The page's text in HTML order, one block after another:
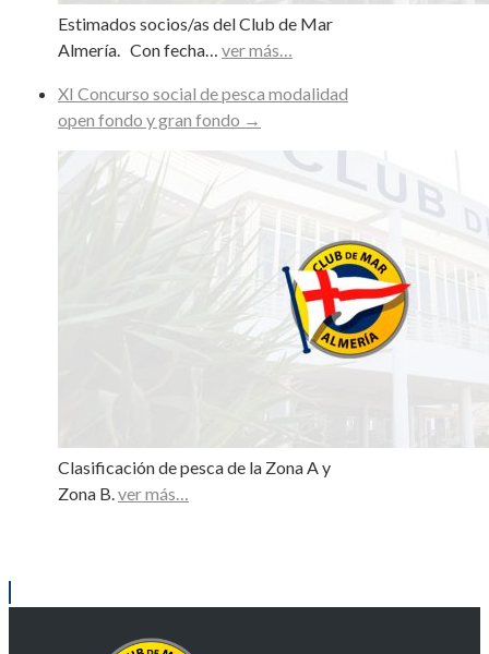
Estimados socios/as del Club de Mar
Almería. Con fecha… ver más…
XI Concurso social de pesca modalidad
open fondo y gran fondo →
Clasificación de pesca de la Zona A y
Zona B.ver más…